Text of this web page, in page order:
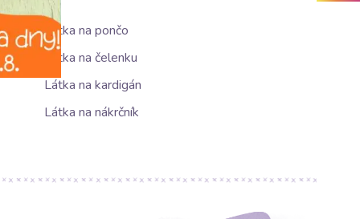
Látka na pončo
Látka na čelenku
Látka na kardigán
Látka na nákrčník